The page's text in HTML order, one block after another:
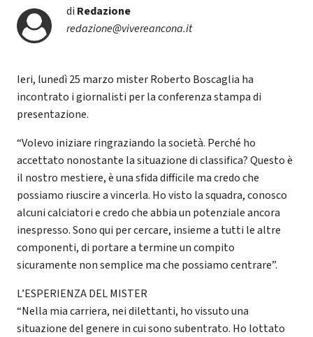
di Redazione
redazione@vivereancona.it
Ieri, lunedì 25 marzo mister Roberto Boscaglia ha
incontrato i giornalisti per la conferenza stampa di
presentazione.
“Volevo iniziare ringraziando la società. Perché ho
accettato nonostante la situazione di classifica? Questo è
il nostro mestiere, è una sfida difficile ma credo che
possiamo riuscire a vincerla. Ho visto la squadra, conosco
alcuni calciatori e credo che abbia un potenziale ancora
inespresso. Sono qui per cercare, insieme a tutti le altre
componenti, di portare a termine un compito
sicuramente non semplice ma che possiamo centrare”.
L’ESPERIENZA DEL MISTER
“Nella mia carriera, nei dilettanti, ho vissuto una
situazione del genere in cui sono subentrato. Ho lottato